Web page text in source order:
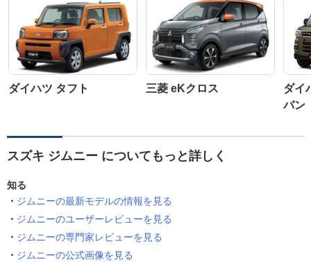
ダイハツ タフト 三菱 eKクロス
ダイ
バン
スズキ ジムニー についてもっと詳しく
知る
ジムニーの最新モデルの情報を見る
ジムニーのユーザーレビューを見る
ジムニーの専門家レビューを見る
ジムニーの公式画像を見る